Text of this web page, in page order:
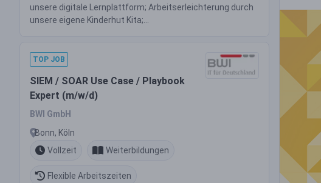
unsere digitale Lernplattform; Arbeitserleichterung durch
unsere eigene Kinderhut Kita;...
TOP JOB
SIEM / SOAR Use Case / Playbook
Expert (m/w/d)
BWI GmbH
Bonn, Köln
Vollzeit
Weiterbildungen
Flexible Arbeitszeiten